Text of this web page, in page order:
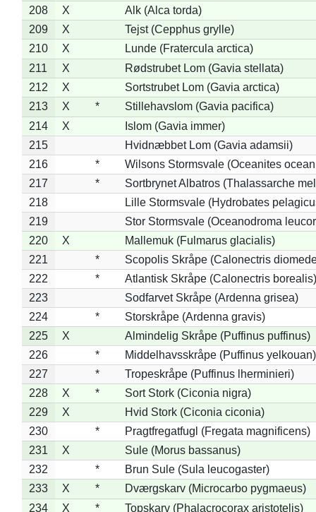
208
X
Alk (Alca torda)
209
X
Tejst (Cepphus grylle)
210
X
Lunde (Fratercula arctica)
211
X
Rødstrubet Lom (Gavia stellata)
212
X
Sortstrubet Lom (Gavia arctica)
213
X *
Stillehavslom (Gavia pacifica)
214
X
Islom (Gavia immer)
215
Hvidnæbbet Lom (Gavia adamsii)
216
*
Wilsons Stormsvale (Oceanites
217
*
Sortbrynet Albatros (Thalassarche
218
Lille Stormsvale (Hydrobates
219
Stor Stormsvale (Oceanodroma
220
X
Mallemuk (Fulmarus glacialis)
221
*
Scopolis Skråpe (Calonectris
222
*
Atlantisk Skråpe (Calonectris borealis)
223
Sodfarvet Skråpe (Ardenna grisea)
224
*
Storskråpe (Ardenna gravis)
225
X
Almindelig Skråpe (Puffinus puffinus)
226
*
Middelhavsskråpe (Puffinus yelkouan)
227
*
Tropeskråpe (Puffinus lherminieri)
228
X *
Sort Stork (Ciconia nigra)
229
X
Hvid Stork (Ciconia ciconia)
230
*
Pragtfregatfugl (Fregata magnificens)
231
X
Sule (Morus bassanus)
232
*
Brun Sule (Sula leucogaster)
233
X *
Dværgskarv (Microcarbo pygmaeus)
234
X * Topskarv (Phalacrocorax aristotelis)